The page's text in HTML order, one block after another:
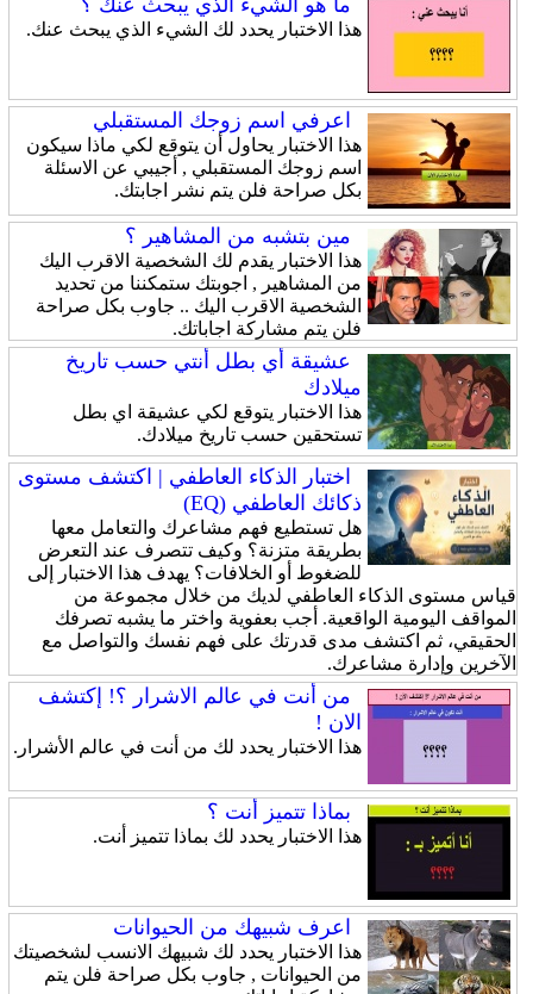
ما هو الشيء الذي يبحث عنك ؟
هذا الاختبار يحدد لك الشيء الذي يبحث عنك.
اعرفي اسم زوجك المستقبلي
هذا الاختبار يحاول أن يتوقع لكي ماذا سيكون
اسم زوجك المستقبلي , أجيبي عن الاسئلة
بكل صراحة فلن يتم نشر اجابتك.
مين بتشبه من المشاهير ؟
هذا الاختبار يقدم لك الشخصية الاقرب اليك
من المشاهير , اجوبتك ستمكننا من تحديد
الشخصية الاقرب اليك .. جاوب بكل صراحة
فلن يتم مشاركة اجاباتك.
عشيقة أي بطل أنتي حسب تاريخ
ميلادك
هذا الاختبار يتوقع لكي عشيقة اي بطل
تستحقين حسب تاريخ ميلادك.
اختبار الذكاء العاطفي | اكتشف مستوى
ذكائك العاطفي (EQ)
هل تستطيع فهم مشاعرك والتعامل معها
بطريقة متزنة؟ وكيف تتصرف عند التعرض
للضغوط أو الخلافات؟ يهدف هذا الاختبار إلى
قياس مستوى الذكاء العاطفي لديك من خلال مجموعة من
المواقف اليومية الواقعية. أجب بعفوية واختر ما يشبه تصرفك
الحقيقي، ثم اكتشف مدى قدرتك على فهم نفسك والتواصل مع
الآخرين وإدارة مشاعرك.
من أنت في عالم الاشرار ؟! إكتشف
الان !
هذا الاختبار يحدد لك من أنت في عالم الأشرار.
بماذا تتميز أنت ؟
هذا الاختبار يحدد لك بماذا تتميز أنت.
اعرف شبيهك من الحيوانات
هذا الاختبار يحدد لك شبيهك الانسب لشخصيتك
من الحيوانات , جاوب بكل صراحة فلن يتم